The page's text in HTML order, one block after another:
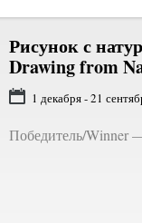
Рисунок с
Drawing from
1 декабря - 21
Победитель/Winner